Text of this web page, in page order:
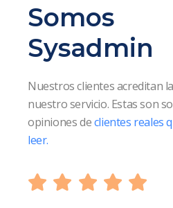
Somos
Sysadmin
Nuestros clientes acreditan
nuestro servicio. Estas son
opiniones declientes reales
leer.